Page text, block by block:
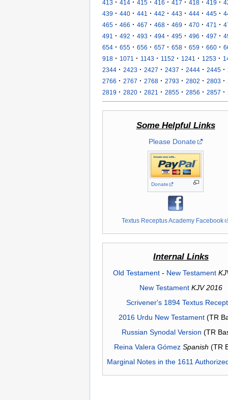
413 · 414 · 415 · 416 · 417 · 418 · 419 ·
439 · 440 · 441 · 442 · 443 · 444 · 445 ·
465 · 466 · 467 · 468 · 469 · 470 · 471 ·
491
· 492 · 493 · 494 · 495 · 496 · 497 ·
654 · 655 · 656 · 657 · 658 · 659 · 660 ·
918 · 1071 · 1143 · 1152 · 1241 · 1253 ·
2344 · 2423 · 2427 · 2437 · 2444 · 2445 ·
2766 · 2767 · 2768 · 2793 · 2802 · 2803 ·
2819 · 2820 · 2821 · 2855 · 2856 · 2857 ·
Some Helpful Links
Please Donate
Donate
Textus Receptus Academy Facebook
Internal Links
Old Testament- New Testament
New Testament KJV 2016
Scrivener's 1894 Textus
2016 Urdu New Testament(TR
Russian Synodal Version (TR
Reina Valera Gómez Spanish (TR
Marginal Notes in the 1611